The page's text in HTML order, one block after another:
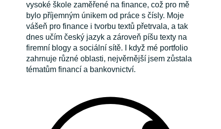
vysoké škole zaměřené na finance, což pro mě
bylo příjemným únikem od práce s čísly. Moje
vášeň pro finance i tvorbu textů přetrvala, a tak
dnes učím český jazyk a zároveň píšu texty na
firemní blogy a sociální sítě. I když mé portfolio
zahrnuje různé oblasti, nejvěrnější jsem zůstala
tématům financí a bankovnictví.